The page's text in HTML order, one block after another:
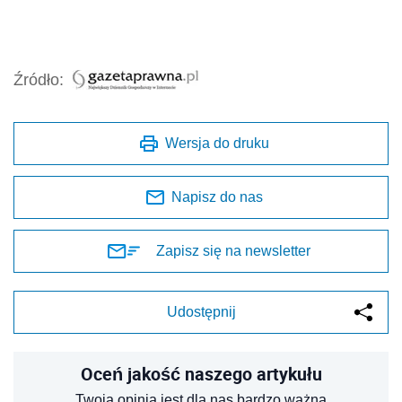
Źródło:
Wersja do druku
Napisz do nas
Zapisz się na newsletter
Udostępnij
Oceń jakość naszego artykułu